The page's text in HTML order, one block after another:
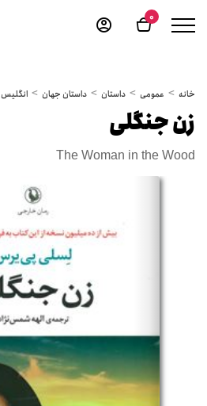
0
خانه عمومی داستان داستان جهان انگلیس
زن جنگلی
The Woman in the Wood